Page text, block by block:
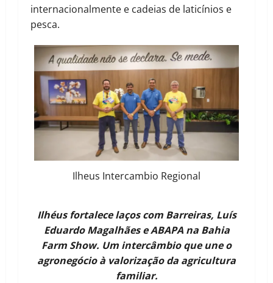
internacionalmente e cadeias de laticínios e
pesca.
Ilheus Intercambio Regional
Ilhéus fortalece laços com Barreiras, Luís
Eduardo Magalhães e ABAPA na Bahia
Farm Show. Um intercâmbio que une o
agronegócio à valorização da agricultura
familiar.